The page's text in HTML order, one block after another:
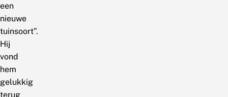
een
nieuwe
tuinsoort”.
Hij
vond
hem
gelukkig
terug